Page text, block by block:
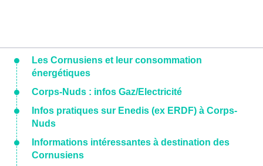
Les Cornusiens et leur consommation
énergétiques
Corps-Nuds : infos Gaz/Electricité
Infos pratiques sur Enedis (ex ERDF) à Corps-
Nuds
Informations intéressantes à destination des
Cornusiens